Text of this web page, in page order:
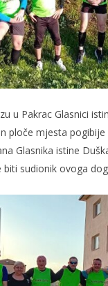
u Pakrac Glasnici
ploče mjesta pogibije
Glasnika istine
sudionik ovoga